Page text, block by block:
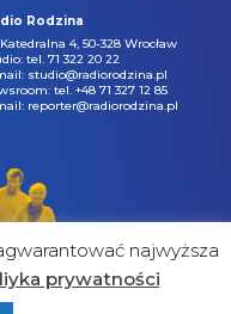
Rodzina
4, 50-328 Wrocław
tel. 71 322 20 22
studio@radiorodzina.pl
tel. +48 71 327 12 85
reporter@radiorodzina.pl
najwyższa
prywatności